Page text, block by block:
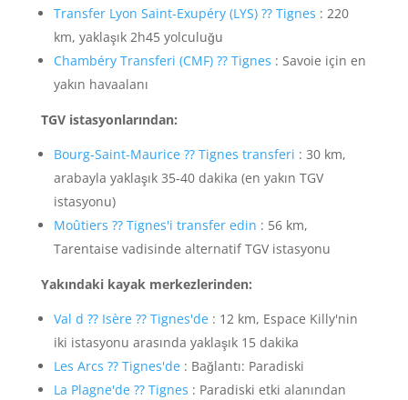
Transfer Lyon Saint-Exupéry (LYS) ⁇ Tignes : 220
km, yaklaşık 2h45 yolculuğu
Chambéry Transferi (CMF) ⁇ Tignes : Savoie için en
yakın havaalanı
TGV istasyonlarından:
Bourg-Saint-Maurice ⁇ Tignes transferi : 30 km,
arabayla yaklaşık 35-40 dakika (en yakın TGV
istasyonu)
Moûtiers ⁇ Tignes'i transfer edin : 56 km,
Tarentaise vadisinde alternatif TGV istasyonu
Yakındaki kayak merkezlerinden:
Val d ⁇ Isère ⁇ Tignes'de: 12 km, Espace Killy'nin
iki istasyonu arasında yaklaşık 15 dakika
Les Arcs ⁇ Tignes'de: Bağlantı: Paradiski
La Plagne'de ⁇ Tignes : Paradiski etki alanından